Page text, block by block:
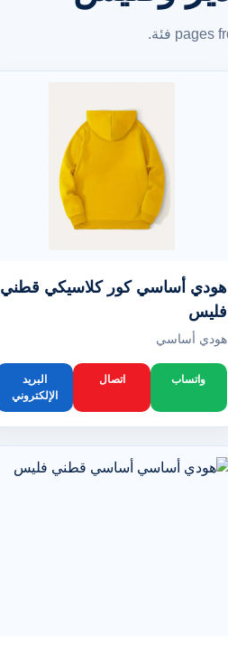
هودي أساسي كور كلاسيكي قطني
فليس
هودي أساسي
واتساب اتصال
البريد
الإلكتروني